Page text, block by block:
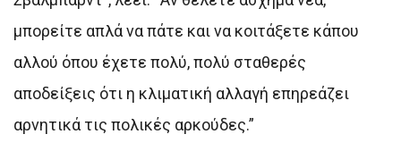
μπορείτε απλά να πάτε και να κοιτάξετε κάπου
αλλού όπου έχετε πολύ, πολύ σταθερές
αποδείξεις ότι η κλιματική αλλαγή επηρεάζει
αρνητικά τις πολικές αρκούδες.”